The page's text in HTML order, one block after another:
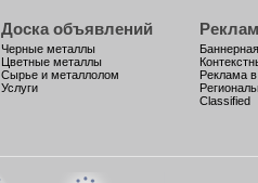
Доска объявлений
Черные металлы
Цветные металлы
Сырье и металлолом
Услуги
Реклама
Classified